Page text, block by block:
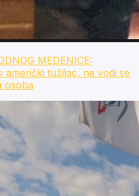
MEDENICE:
američki tužilac, ne vodi se
osoba